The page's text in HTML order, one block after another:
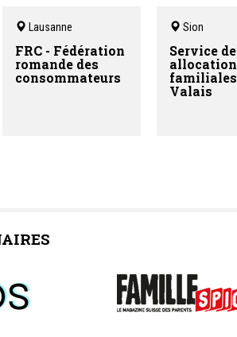
Lausanne
FRC - Fédération
romande des
consommateurs
Sion
Service
Valais